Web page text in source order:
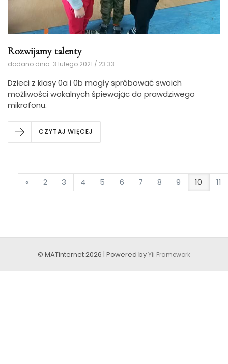
Rozwijamy talenty
dodano dnia: 3 lutego 2021 / 23:33
Dzieci z klasy 0a i 0b mogły spróbować swoich
możliwości wokalnych śpiewając do prawdziwego
mikrofonu.
CZYTAJ WIĘCEJ
« 2 3 4 5 6 7 8 9 10 11
© MATinternet 2026 | Powered byYii Framework